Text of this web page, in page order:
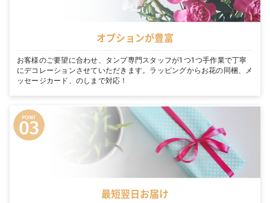
オプションが豊富
お客様のご要望に合わせ、タンプ専門スタッフが1つ1つ手作業で丁寧
にデコレーションさせていただきます。ラッピングからお花の同梱、メ
ッセージカード、のしまで対応！
最短翌日お届け